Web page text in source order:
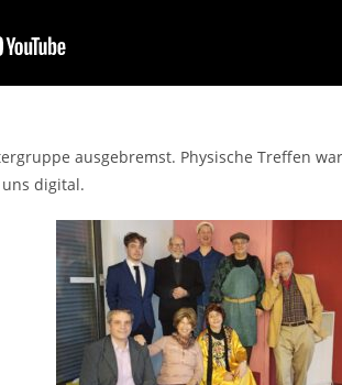
ausgebremst. Physische Treffen
digital.